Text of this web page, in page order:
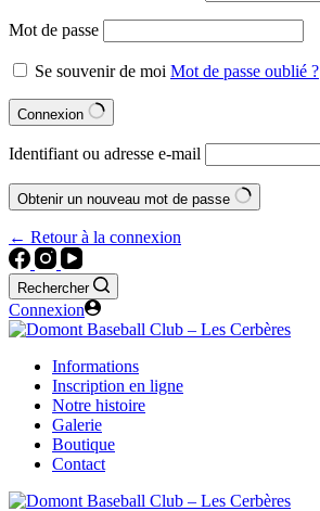
Mot de passe
Se souvenir de moi Mot de passe oublié ?
Connexion
Identifiant ou adresse e-mail
Obtenir un nouveau mot de passe
← Retour à la connexion
Rechercher
Connexion
Informations
Inscription en ligne
Notre histoire
Galerie
Boutique
Contact